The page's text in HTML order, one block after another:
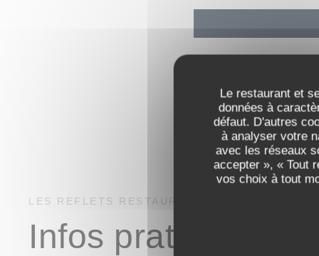
Le restaurant et
données à
défaut. D'autres
à analyser votre
avec les réseaux
accepter », « Tout
vos choix à tout
LES REFLETS RESTAURANT GASTRONOMIQUE
Infos pratiques